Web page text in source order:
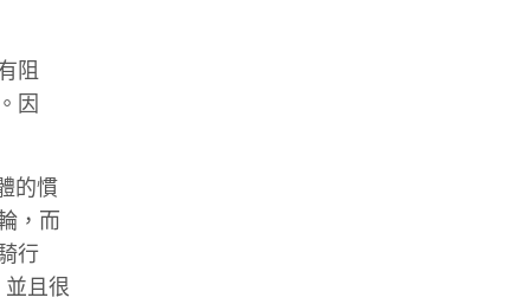
阻
因
的慣
，而
行
且很